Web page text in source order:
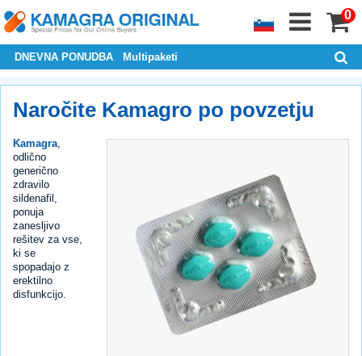
0
DNEVNA PONUDBA Multipaketi
Naročite Kamagro po povzetju
Kamagra
odlično
generično
zdravilo
sildenafil,
ponuja
zanesljivo
rešitev za vse,
ki se
spopadajo z
erektilno
disfunkcijo.